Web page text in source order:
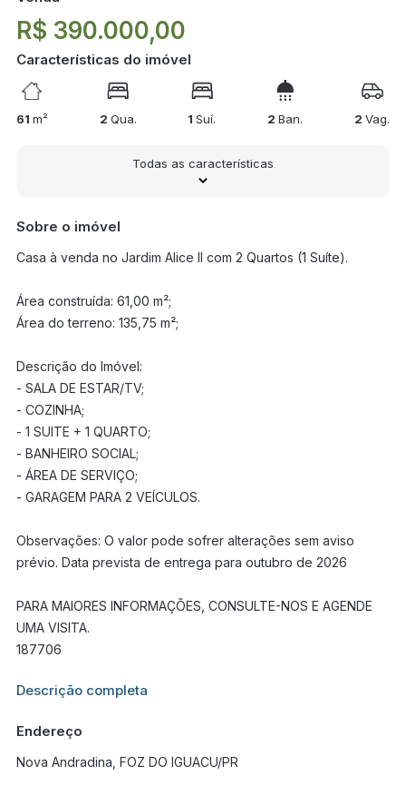
R$ 390.000,00
Características do imóvel
61 m² 2 Qua. 1Suí. 2Ban. 2Vag.
Todas as características
Sobre o imóvel
Casa à venda no Jardim Alice II com 2 Quartos (1 Suíte).
Área construída: 61,00 m²;
Área do terreno: 135,75 m²;
Descrição do Imóvel:
- SALA DE ESTAR/TV;
- COZINHA;
- 1 SUITE + 1 QUARTO;
- BANHEIRO SOCIAL;
- ÁREA DE SERVIÇO;
- GARAGEM PARA 2 VEÍCULOS.
Observações: O valor pode sofrer alterações sem aviso
prévio. Data prevista de entrega para outubro de 2026
PARA MAIORES INFORMAÇÕES, CONSULTE-NOS E AGENDE
UMA VISITA.
187706
Informações adicionais sobre este imóvel estarão disponíveis
Descrição completa
Endereço
Nova Andradina, FOZ DO IGUACU/PR